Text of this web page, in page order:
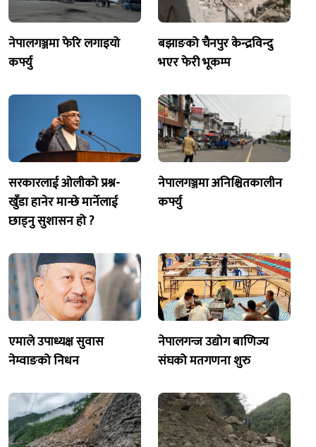
नेपालगञ्जमा फेरि लगाइयो
कर्फ्यु
बझाङको चैनपुर केन्द्रविन्दु
भएर फेरी भूकम्प
सरकारलाई ओलीको प्रश्न-
खुँडा हानेर मान्छे मार्नेलाई
छाड्नु सुशासन हो ?
नेपालगञ्जमा अनिश्चितकालीन
कर्फ्यु
एमाले उपाध्यक्ष सुवास
नेम्वाङको निधन
नेपालगन्ज उद्योग बाणिज्य
संघको मतगणना शुरु